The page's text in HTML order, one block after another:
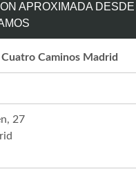
APROXIMADA
Caminos Madrid
27